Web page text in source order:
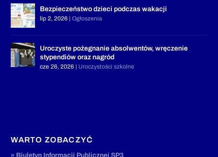
Bezpieczeństwo dzieci podczas wakacji
lip 2, 2026 |Ogłoszenia
Uroczyste pożegnanie absolwentów, wręczenie
stypendiów oraz nagród
cze 26, 2026 | Uroczystości szkolne
WARTO ZOBACZYĆ
» Biuletyn Informacji Publicznej SP3